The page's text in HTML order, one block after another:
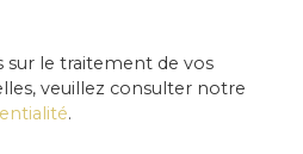
sur le traitement de vos
veuillez consulter notre
.